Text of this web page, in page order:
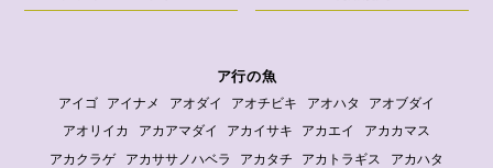
ア行の魚
アイゴ アイナメ アオダイ アオチビキ アオハタ
アオブダイ
アオリイカ
アカアマダイ アカイサキ アカエイ
アカカマス
アカクラゲ
アカササノハベラ アカタチ アカトラギス
アカハタ